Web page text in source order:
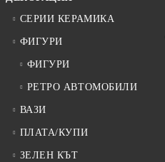
СЕРИИ КЕРАМИКА
ФИГУРИ
ФИГУРИ
РЕТРО АВТОМОБИЛИ
ВАЗИ
ПЛАТА/КУПИ
ЗЕЛЕН КЪТ